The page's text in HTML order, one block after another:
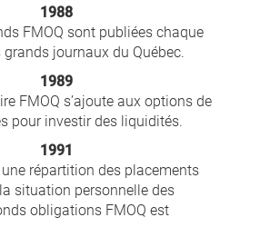
1988
FMOQ sont publiées chaque
journaux du Québec.
1989
FMOQ s’ajoute aux options de
pour investir des liquidités.
1991
répartition des placements
situation personnelle des
obligations FMOQ est